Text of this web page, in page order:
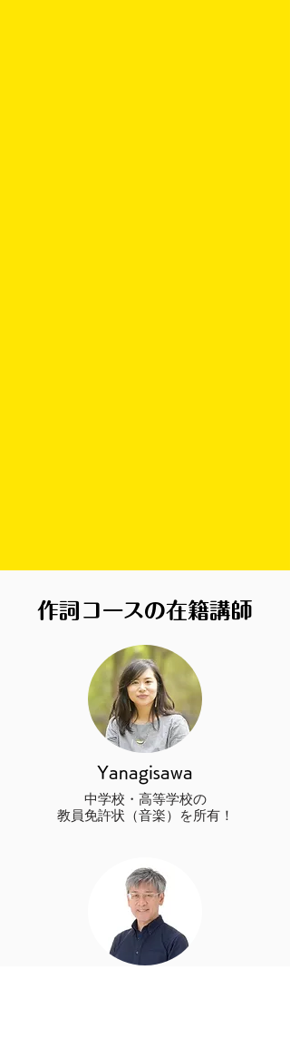
作詞コースの在籍講師
Yanagisawa
中学校・高等学校の
教員免許状（音楽）を所有！